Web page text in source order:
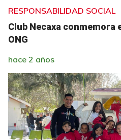
RESPONSABILIDAD SOCIAL
Club Necaxa conmemora
ONG
hace 2 años